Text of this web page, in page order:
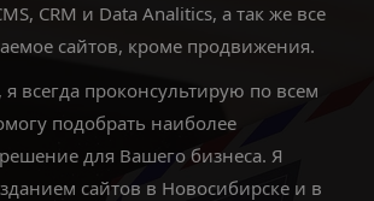
CRM и Data Analitics, а так же все
сайтов, кроме продвижения.
всегда проконсультирую по всем
подобрать наиболее
для Вашего бизнеса. Я
сайтов в Новосибирске и в